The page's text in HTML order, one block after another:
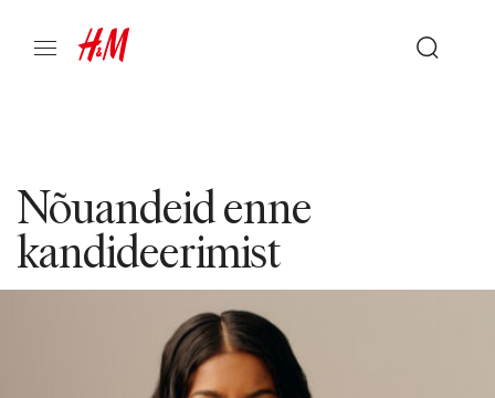
Nõuandeid enne
kandideerimist